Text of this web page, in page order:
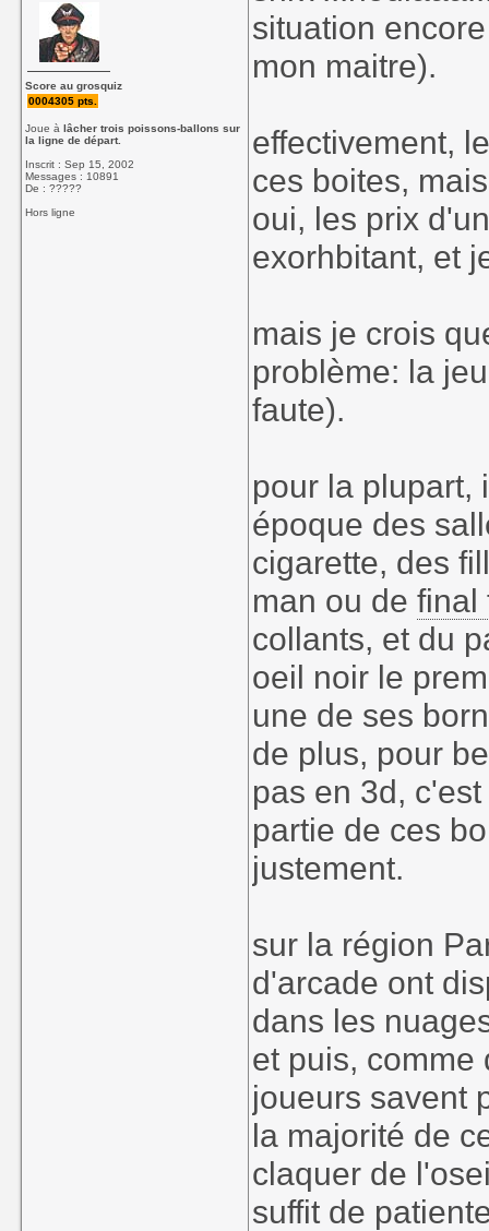
Score au grosquiz
0004305 pts.
Joue àlâcher trois poissons-ballons sur
la ligne de départ.
Inscrit : Sep 15, 2002
Messages : 10891
De : ?????
Hors ligne
situation
mon maitre).
effectivement,
ces boites,
oui, les prix
exorhbitant, et
mais je crois
problème: la
faute).
pour la plupart,
époque des
cigarette, des
man ou definal
collants, et du
oeil noir le
une de ses
de plus, pour
pas en 3d,
partie de ces
justement.
sur la région
d'arcade ont
dans les
et puis, comme
joueurs savent
la majorité de
claquer de
suffit de